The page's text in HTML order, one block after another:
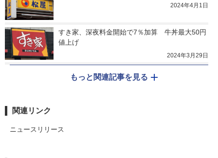
2024年4月1日
すき家、深夜料金開始で7％加算　牛丼最大50円
値上げ
2024年3月29日
もっと関連記事を見る
関連リンク
ニュースリリース